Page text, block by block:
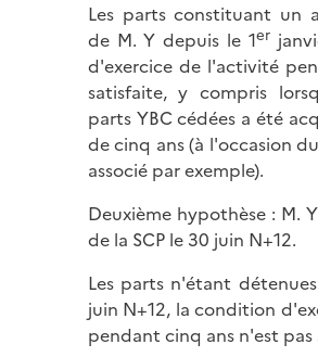
Les parts constituant un
de M. Y depuis le 1er
d'exercice de l'activité
satisfaite, y compris
parts YBC cédées a été
de cinq ans (à l'occasion
associé par exemple).
Deuxième hypothèse : M.
de la SCP le 30 juin N+12.
Les parts n'étant
juin N+12, la condition
pendant cinq ans n'est pas